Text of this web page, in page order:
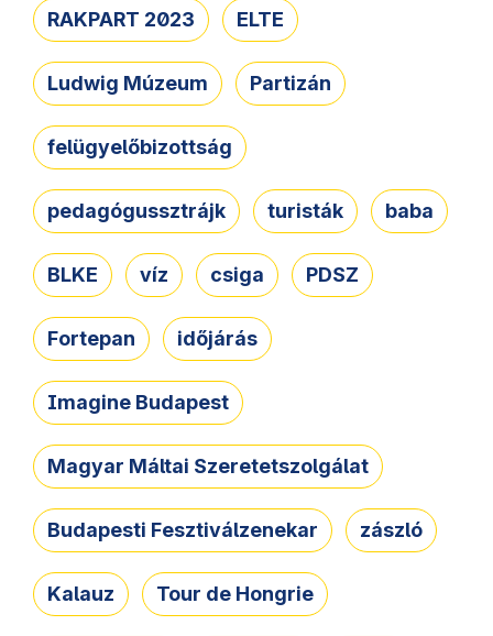
RAKPART 2023 ELTE
Ludwig Múzeum Partizán
felügyelőbizottság
pedagógussztrájk turisták baba
BLKE víz csiga PDSZ
Fortepan időjárás
Imagine Budapest
Magyar Máltai Szeretetszolgálat
Budapesti Fesztiválzenekar zászló
Kalauz Tour de Hongrie